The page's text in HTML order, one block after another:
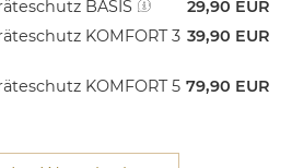
BASIS
29,90 EUR
KOMFORT 3 39,90 EUR
KOMFORT 5 79,90 EUR